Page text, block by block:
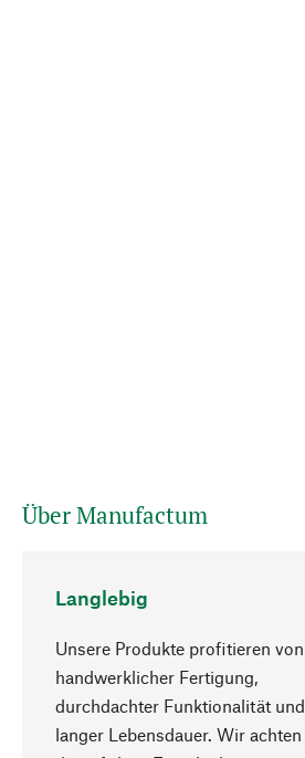
Über Manufactum
Langlebig
Unsere Produkte profitieren von
handwerklicher Fertigung,
durchdachter Funktionalität und
langer Lebensdauer. Wir achten